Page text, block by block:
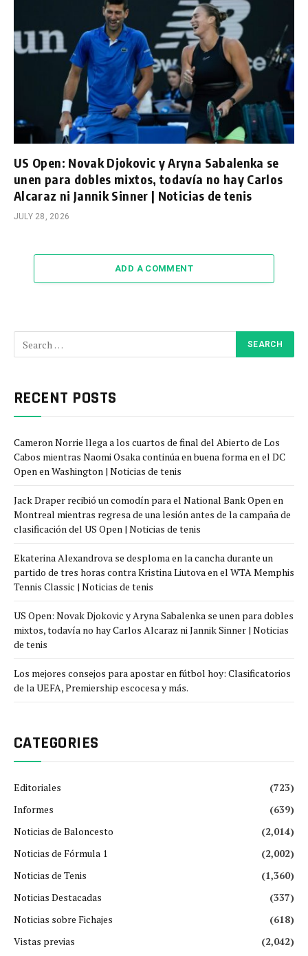
US Open: Novak Djokovic y Aryna Sabalenka se
unen para dobles mixtos, todavía no hay Carlos
Alcaraz ni Jannik Sinner | Noticias de tenis
JULY 28, 2026
ADD A COMMENT
RECENT POSTS
Cameron Norrie llega a los cuartos de final del Abierto de Los
Cabos mientras Naomi Osaka continúa en buena forma en el DC
Open en Washington | Noticias de tenis
Jack Draper recibió un comodín para el National Bank Open en
Montreal mientras regresa de una lesión antes de la campaña de
clasificación del US Open | Noticias de tenis
Ekaterina Alexandrova se desploma en la cancha durante un
partido de tres horas contra Kristina Liutova en el WTA Memphis
Tennis Classic | Noticias de tenis
US Open: Novak Djokovic y Aryna Sabalenka se unen para dobles
mixtos, todavía no hay Carlos Alcaraz ni Jannik Sinner | Noticias
de tenis
Los mejores consejos para apostar en fútbol hoy: Clasificatorios
de la UEFA, Premiership escocesa y más.
CATEGORIES
Editoriales
(723)
Informes
(639)
Noticias de Baloncesto
(2,014)
Noticias de Fórmula 1
(2,002)
Noticias de Tenis
(1,360)
Noticias Destacadas
(337)
Noticias sobre Fichajes
(618)
Vistas previas
(2,042)